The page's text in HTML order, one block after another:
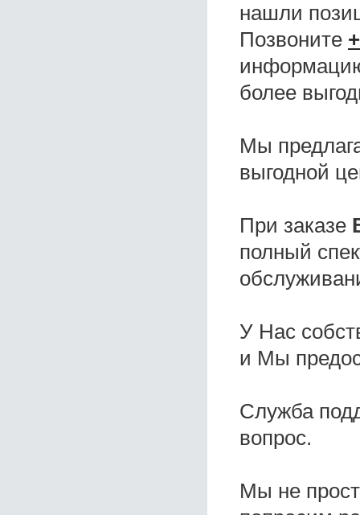
нашли
Позвоните
более
Мы
выгодной
При заказе
полный
У Нас
и Мы
Служба
вопрос.
Мы не